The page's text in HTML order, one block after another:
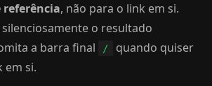
, não para o link em si.
o resultado
a barra final
/
quando quiser
em si.